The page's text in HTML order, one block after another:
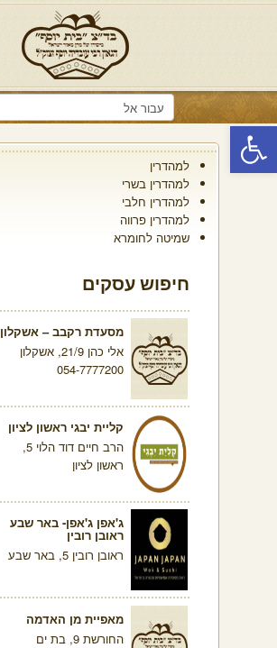
פתח סרגל נגישות
למהדרין
למהדרין בשרי
למהדרין חלבי
למהדרין פרווה
שמיטה לחומרא
חיפוש עסקים
מסעדת רקבב – אשקלון
אלי כהן 21/9, אשקלון
054-7777200
קליית יבגי ראשון לציון
הרב חיים דוד הלוי 5,
ראשון לציון
ג'אפן ג'אפן- באר שבע
ראובן רובין
ראובן רובין 5, באר שבע
מאפיית מן האדמה
החורשת 9, בת ים